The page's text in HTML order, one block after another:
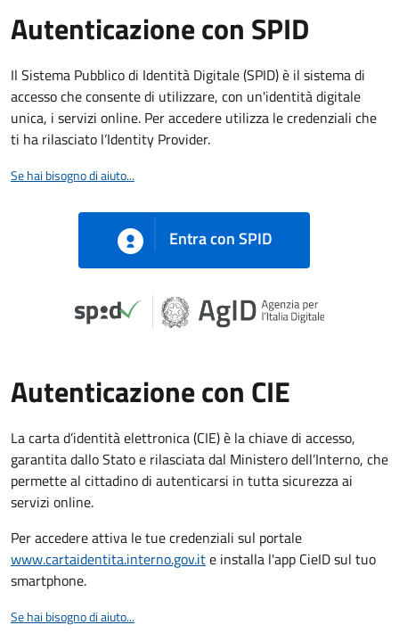
Autenticazione con SPID
Il Sistema Pubblico di Identità Digitale (SPID) è il sistema di
accesso che consente di utilizzare, con un'identità digitale
unica, i servizi online. Per accedere utilizza le credenziali che
ti ha rilasciato l’Identity Provider.
Se hai bisogno di aiuto...
Entra con SPID
Autenticazione con CIE
La carta d’identità elettronica (CIE) è la chiave di accesso,
garantita dallo Stato e rilasciata dal Ministero dell’Interno, che
permette al cittadino di autenticarsi in tutta sicurezza ai
servizi online.
Per accedere attiva le tue credenziali sul portale
www.cartaidentita.interno.gov.ite installa l'app CieID sul tuo
smartphone.
Se hai bisogno di aiuto...